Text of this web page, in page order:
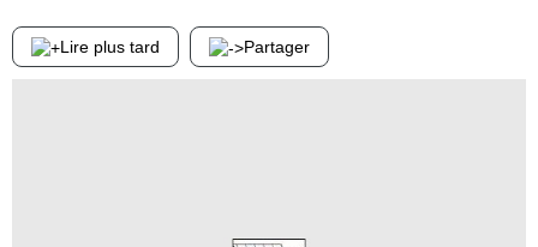
Lire plus tard Partager